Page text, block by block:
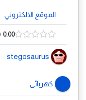
الموقع الالكتروني
0.00
stegosaurus
كهربائي